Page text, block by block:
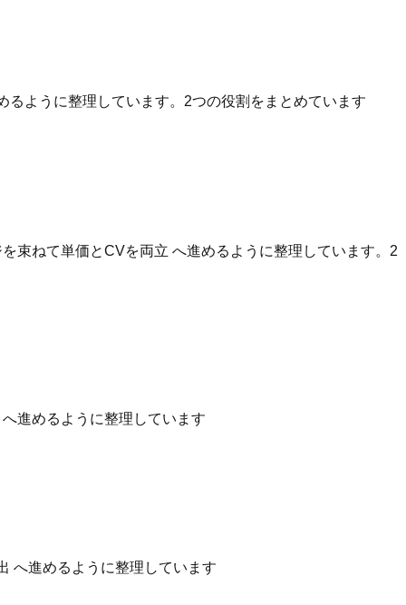
ように整理しています。2つの役割をまとめています
束ねて単価とCVを両立 へ進めるように整理しています。2
進めるように整理しています
へ進めるように整理しています